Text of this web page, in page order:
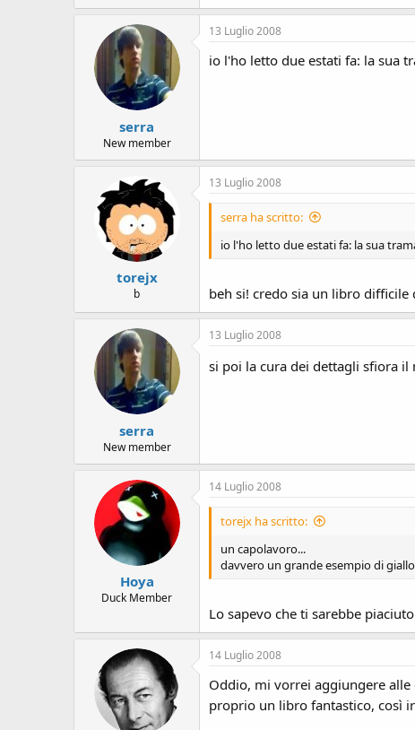
serra
New member
13 Luglio 2008
io l'ho letto due estati fa: la sua
torejx
b
13 Luglio 2008
serra ha scritto:
io l'ho letto due estati fa: la sua
beh si! credo sia un libro difficile
serra
New member
13 Luglio 2008
si poi la cura dei dettagli sfiora il
Hoya
Duck Member
14 Luglio 2008
torejx ha scritto:
un capolavoro...
davvero un grande esempio di
Lo sapevo che ti sarebbe
14 Luglio 2008
Oddio, mi vorrei aggiungere alle
proprio un libro fantastico, così